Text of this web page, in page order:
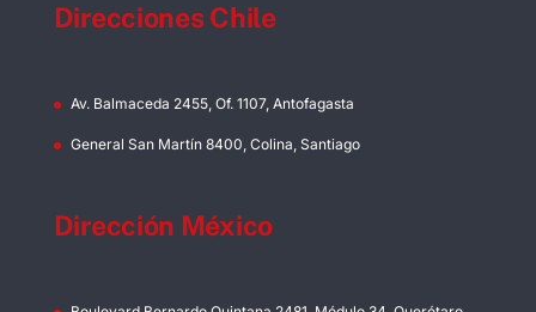
Direcciones Chile
Av. Balmaceda 2455, Of. 1107, Antofagasta
General San Martín 8400, Colina, Santiago
Dirección México